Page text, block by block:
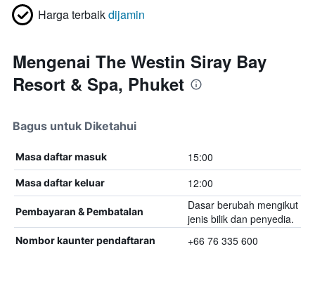
Harga terbaikdijamin
Mengenai The Westin Siray Bay
Resort & Spa, Phuket
Bagus untuk Diketahui
Masa daftar masuk 15:00
Masa daftar keluar 12:00
Pembayaran & Pembatalan
Dasar berubah mengikut
jenis bilik dan penyedia.
Nombor kaunter pendaftaran +66 76 335 600